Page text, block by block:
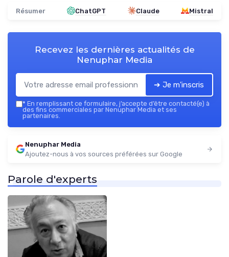
Résumer ChatGPT Claude Mistral
Recevez les dernières actualités de
Nenuphar Media
➔ Je m'inscris
* En remplissant ce formulaire, j’accepte d’être contacté(e) à
des fins commerciales par Nenuphar Media et ses
partenaires.
Nenuphar Media
Ajoutez-nous à vos sources préférées sur Google
Parole d'experts